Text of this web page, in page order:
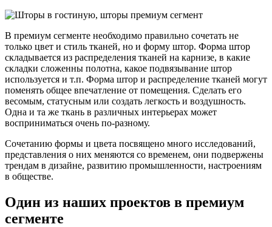
В премиум сегменте необходимо правильно сочетать не
только цвет и стиль тканей, но и форму штор. Форма штор
складывается из распределения тканей на карнизе, в какие
складки сложенны полотна, какое подвязывание штор
используется и т.п. Форма штор и распределение тканей могут
поменять общее впечатление от помещения. Сделать его
весомым, статусным или создать легкость и воздушность.
Одна и та же ткань в различных интерьерах может
восприниматься очень по-разному.
Сочетанию формы и цвета посвящено много исследований,
представления о них меняются со временем, они подвержены
трендам в дизайне, развитию промышленности, настроениям
в обществе.
Один из наших проектов в премиум
сегменте